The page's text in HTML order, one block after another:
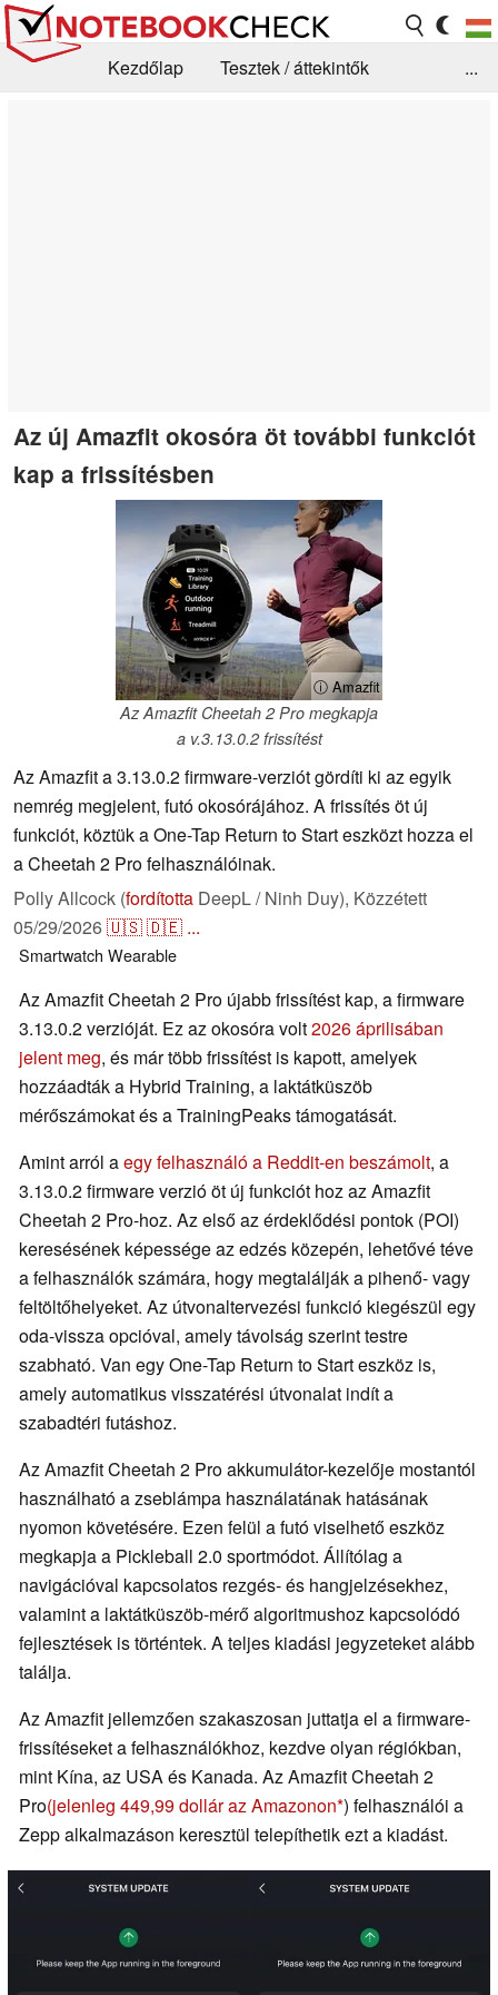
Kezdőlap
Tesztek / áttekintők
...
Az új Amazfit okosóra öt további funkciót
kap a frissítésben
ⓘ Amazfit
Az Amazfit Cheetah 2 Pro megkapja
a v.3.13.0.2 frissítést
Az Amazfit a 3.13.0.2 firmware-verziót gördíti ki az egyik
nemrég megjelent, futó okosórájához. A frissítés öt új
funkciót, köztük a One-Tap Return to Start eszközt hozza el
a Cheetah 2 Pro felhasználóinak.
Polly Allcock (fordította DeepL / Ninh Duy), Közzétett
05/29/2026🇺🇸🇩🇪 ...
Smartwatch Wearable
Az Amazfit Cheetah 2 Pro újabb frissítést kap, a firmware
3.13.0.2 verzióját. Ez az okosóra volt2026 áprilisában
jelent meg, és már több frissítést is kapott, amelyek
hozzáadták a Hybrid Training, a laktátküszöb
mérőszámokat és a TrainingPeaks támogatását.
Amint arról aegy felhasználó a Reddit-en beszámolt, a
3.13.0.2 firmware verzió öt új funkciót hoz az Amazfit
Cheetah 2 Pro-hoz. Az első az érdeklődési pontok (POI)
keresésének képessége az edzés közepén, lehetővé téve
a felhasználók számára, hogy megtalálják a pihenő- vagy
feltöltőhelyeket. Az útvonaltervezési funkció kiegészül egy
oda-vissza opcióval, amely távolság szerint testre
szabható. Van egy One-Tap Return to Start eszköz is,
amely automatikus visszatérési útvonalat indít a
szabadtéri futáshoz.
Az Amazfit Cheetah 2 Pro akkumulátor-kezelője mostantól
használható a zseblámpa használatának hatásának
nyomon követésére. Ezen felül a futó viselhető eszköz
megkapja a Pickleball 2.0 sportmódot. Állítólag a
navigációval kapcsolatos rezgés- és hangjelzésekhez,
valamint a laktátküszöb-mérő algoritmushoz kapcsolódó
fejlesztések is történtek. A teljes kiadási jegyzeteket alább
találja.
Az Amazfit jellemzően szakaszosan juttatja el a firmware-
frissítéseket a felhasználókhoz, kezdve olyan régiókban,
mint Kína, az USA és Kanada. Az Amazfit Cheetah 2
Pro(jelenleg 449,99 dollár az Amazonon ) felhasználói a
Zepp alkalmazáson keresztül telepíthetik ezt a kiadást.